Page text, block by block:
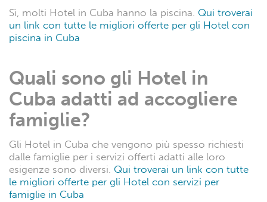
Sì, molti Hotel in Cuba hanno la piscina. Qui troverai
un link con tutte le migliori offerte per gli Hotel con
piscina in Cuba
Quali sono gli Hotel in
Cuba adatti ad accogliere
famiglie?
Gli Hotel in Cuba che vengono più spesso richiesti
dalle famiglie per i servizi offerti adatti alle loro
esigenze sono diversi. Qui troverai un link con tutte
le migliori offerte per gli Hotel con servizi per
famiglie in Cuba